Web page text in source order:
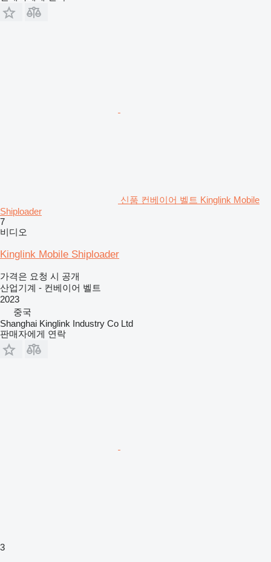
신품 컨베이어 벨트 Kinglink Mobile
Shiploader
7
비디오
Kinglink Mobile Shiploader
가격은 요청 시 공개
산업기계 - 컨베이어 벨트
2023
중국
Shanghai Kinglink Industry Co Ltd
판매자에게 연락
3